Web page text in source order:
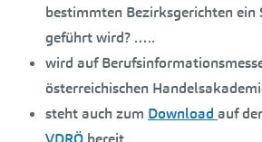
bestimmten Bezirksgerichten ein
geführt wird? …..
wird auf
österreichischen
steht auch zum Download auf